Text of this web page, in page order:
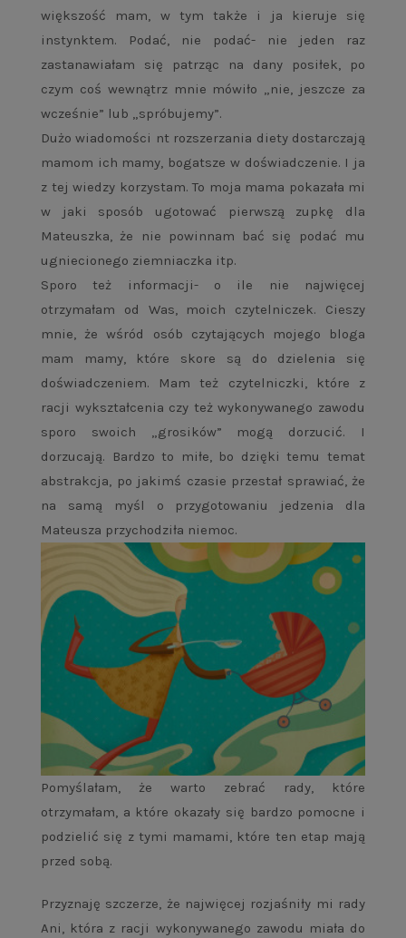
większość mam, w tym także i ja kieruje się
instynktem. Podać, nie podać- nie jeden raz
zastanawiałam się patrząc na dany posiłek, po
czym coś wewnątrz mnie mówiło „nie, jeszcze za
wcześnie” lub „spróbujemy”.
Dużo wiadomości nt rozszerzania diety dostarczają
mamom ich mamy, bogatsze w doświadczenie. I ja
z tej wiedzy korzystam. To moja mama pokazała mi
w jaki sposób ugotować pierwszą zupkę dla
Mateuszka, że nie powinnam bać się podać mu
ugniecionego ziemniaczka itp.
Sporo też informacji- o ile nie najwięcej
otrzymałam od Was, moich czytelniczek. Cieszy
mnie, że wśród osób czytających mojego bloga
mam mamy, które skore są do dzielenia się
doświadczeniem. Mam też czytelniczki, które z
racji wykształcenia czy też wykonywanego zawodu
sporo swoich „grosików” mogą dorzucić. I
dorzucają. Bardzo to miłe, bo dzięki temu temat
abstrakcja, po jakimś czasie przestał sprawiać, że
na samą myśl o przygotowaniu jedzenia dla
Mateusza przychodziła niemoc.
Pomyślałam, że warto zebrać rady, które
otrzymałam, a które okazały się bardzo pomocne i
podzielić się z tymi mamami, które ten etap mają
przed sobą.
Przyznaję szczerze, że najwięcej rozjaśniły mi rady
Ani, która z racji wykonywanego zawodu miała do